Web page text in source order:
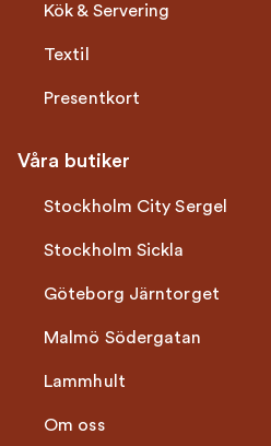
Kök & Servering
Textil
Presentkort
Våra butiker
Stockholm City Sergel
Stockholm Sickla
Göteborg Järntorget
Malmö Södergatan
Lammhult
Om oss